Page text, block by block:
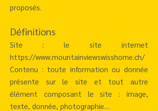
proposés.
Définitions
Site : le site internet
https://www.mountainviewswisshome.ch/
Contenu : toute information ou donnée
présente sur le site et tout autre
élément composant le site : image,
texte, donnée, photographie…